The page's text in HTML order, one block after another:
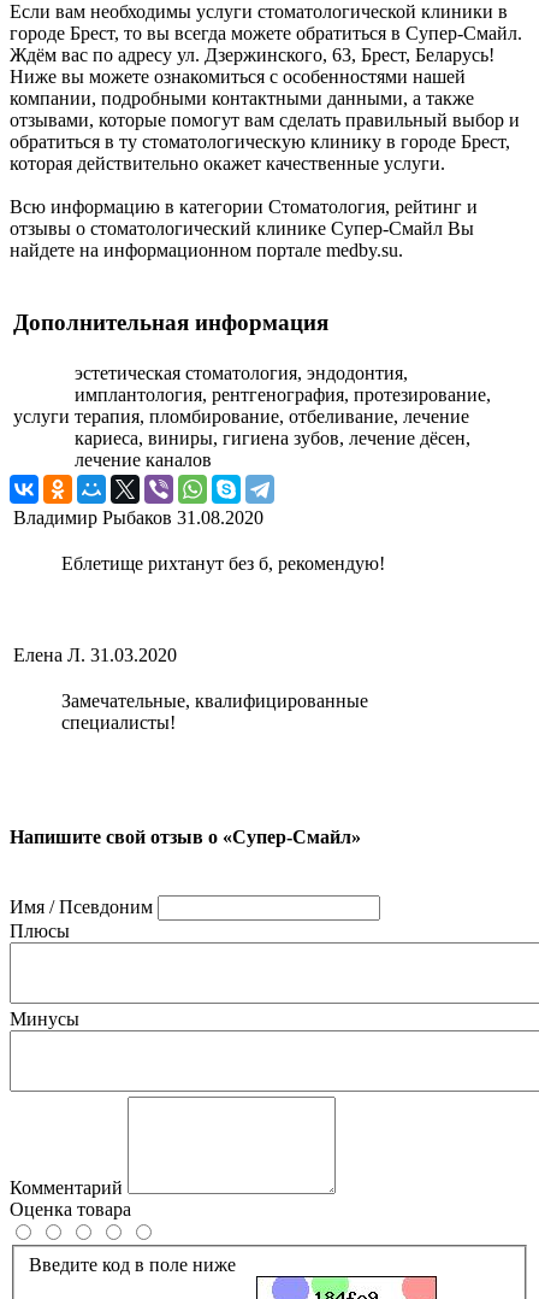
Если вам необходимы услуги стоматологической клиники в
городе Брест, то вы всегда можете обратиться в Супер-Смайл.
Ждём вас по адресу ул. Дзержинского, 63, Брест, Беларусь!
Ниже вы можете ознакомиться с особенностями нашей
компании, подробными контактными данными, а также
отзывами, которые помогут вам сделать правильный выбор и
обратиться в ту стоматологическую клинику в городе Брест,
которая действительно окажет качественные услуги.
Всю информацию в категории Стоматология, рейтинг и
отзывы о стоматологический клинике Супер-Смайл Вы
найдете на информационном портале medby.su.
Дополнительная информация
услуги
эстетическая стоматология, эндодонтия,
имплантология, рентгенография, протезирование,
терапия, пломбирование, отбеливание, лечение
кариеса, виниры, гигиена зубов, лечение дёсен,
лечение каналов
Владимир Рыбаков 31.08.2020
Еблетище рихтанут без б, рекомендую!
Елена Л. 31.03.2020
Замечательные, квалифицированные
специалисты!
Напишите свой отзыв о «Супер-Смайл»
Имя / Псевдоним
Плюсы
Минусы
Комментарий
Оценка товара
Введите код в поле ниже